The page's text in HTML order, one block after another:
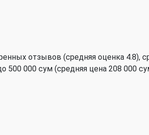
отзывов (средняя оценка 4.8),
500 000 сум (средняя цена 208 000